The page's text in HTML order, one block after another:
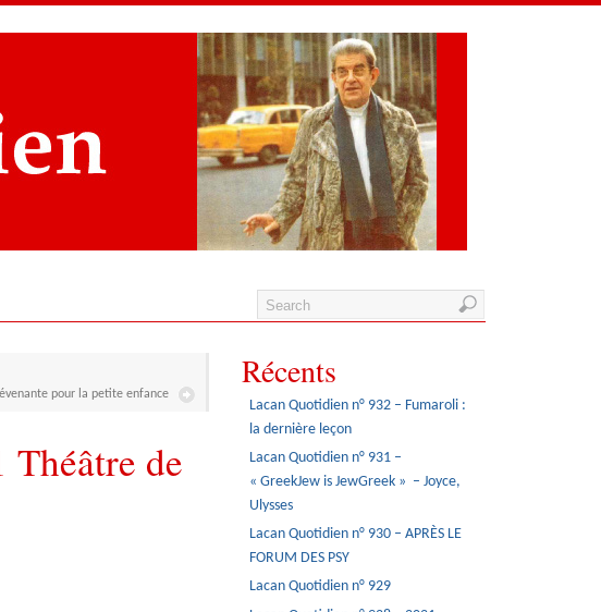
pour la petite enfance
de
Récents
Lacan Quotidien n° 932 – Fumaroli :
la dernière leçon
Lacan Quotidien n° 931 –
« GreekJew is JewGreek » – Joyce,
Ulysses
Lacan Quotidien n° 930 – APRÈS LE
FORUM DES PSY
Lacan Quotidien n° 929